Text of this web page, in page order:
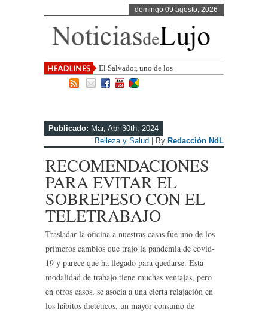
domingo 09 agosto, 2026
El Salvador, uno de los destinos con
mayor proyección d
Publicado: Mar, Abr 30th, 2024
Belleza y Salud | By Redacción NdL
RECOMENDACIONES
PARA EVITAR EL
SOBREPESO CON EL
TELETRABAJO
Trasladar la oficina a nuestras casas fue uno de los
primeros cambios que trajo la pandemia de covid-
19 y parece que ha llegado para quedarse. Esta
modalidad de trabajo tiene muchas ventajas, pero
en otros casos, se asocia a una cierta relajación en
los hábitos dietéticos, un mayor consumo de